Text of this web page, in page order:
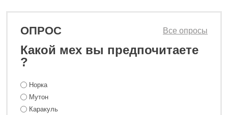
ОПРОС
Какой мех вы предпочитаете
?
Все опросы
Норка
Мутон
Каракуль